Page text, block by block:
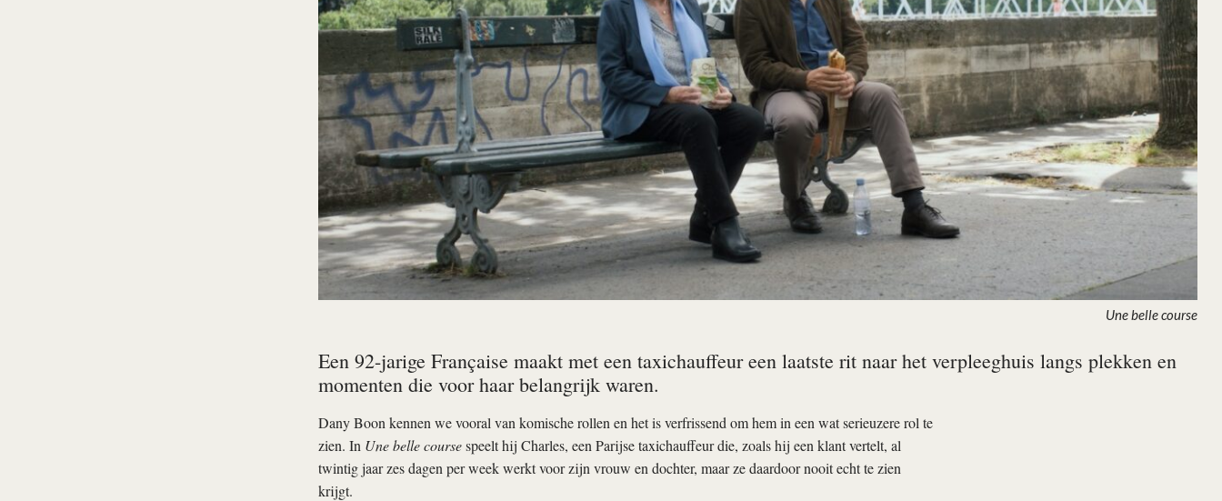
Une belle course
Een 92-jarige Française maakt met een taxichauffeur een laatste rit naar het verpleeghuis langs plekken en
momenten die voor haar belangrijk waren.
Dany Boon kennen we vooral van komische rollen en het is verfrissend om hem in een wat serieuzere rol te
zien. In Une belle coursespeelt hij Charles, een Parijse taxichauffeur die, zoals hij een klant vertelt, al
twintig jaar zes dagen per week werkt voor zijn vrouw en dochter, maar ze daardoor nooit echt te zien
krijgt.